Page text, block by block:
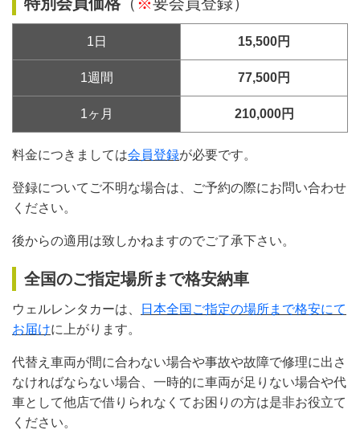
1日 15,500円
1週間 77,500円
1ヶ月 210,000円
料金につきましては会員登録が必要です。
登録についてご不明な場合は、ご予約の際にお問い合わせ
ください。
後からの適用は致しかねますのでご了承下さい。
全国のご指定場所まで格安納車
ウェルレンタカーは、
日本全国ご指定の場所まで格安にて
お届けに上がります。
代替え車両が間に合わない場合や事故や故障で修理に出さ
なければならない場合、一時的に車両が足りない場合や代
車として他店で借りられなくてお困りの方は是非お役立て
ください。